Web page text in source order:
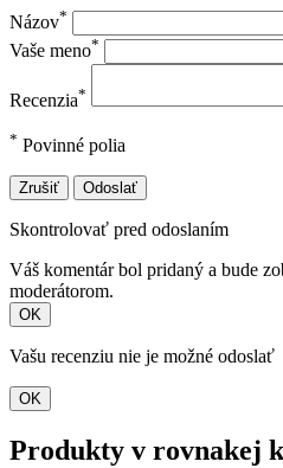
Názov*
Vaše meno*
Recenzia*
* Povinné polia
Zrušiť Odoslať
Skontrolovať pred odoslaním
Váš komentár bol pridaný a bude
moderátorom.
OK
Vašu recenziu nie je možné odoslať
OK
Produkty v rovnakej